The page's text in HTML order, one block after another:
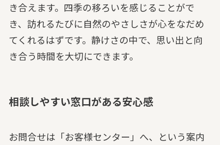
き合えます。四季の移ろいを感じることがで
き、訪れるたびに自然のやさしさが心をなだめ
てくれるはずです。静けさの中で、思い出と向
き合う時間を大切にできます。
相談しやすい窓口がある安心感
お問合せは「お客様センター」へ、という案内